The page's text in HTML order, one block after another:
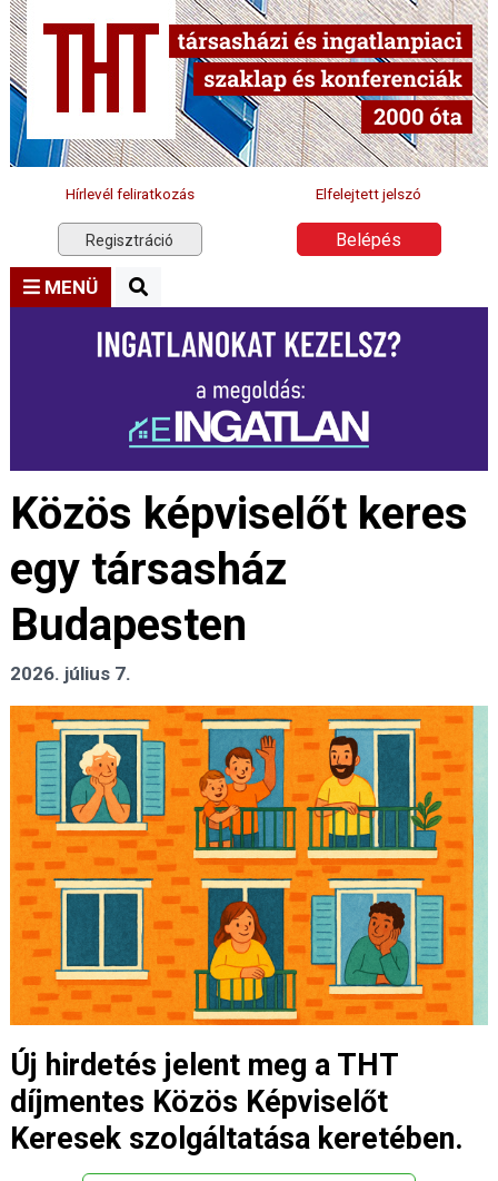
Hírlevél feliratkozás Elfelejtett jelszó
Regisztráció Belépés
MENÜ
Közös képviselőt keres
egy társasház
Budapesten
2026. július 7.
Új hirdetés jelent meg a THT
díjmentes Közös Képviselőt
Keresek szolgáltatása keretében.